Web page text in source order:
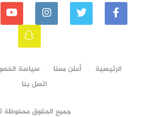
الرئيسية أعلن معنا سياسة
اتصل بنا
جميع الحقوق محفوظة ٢٠٢٥